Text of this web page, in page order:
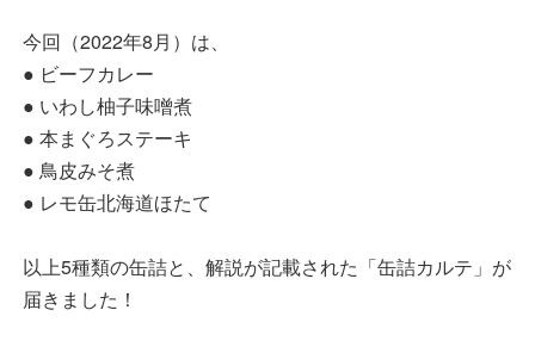
今回（2022年8月）は、
● ビーフカレー
● いわし柚子味噌煮
● 本まぐろステーキ
● 鳥皮みそ煮
● レモ缶北海道ほたて
以上5種類の缶詰と、解説が記載された「缶詰カルテ」が
届きました！